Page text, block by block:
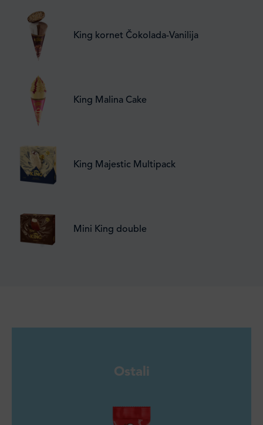
King kornet Čokolada-Vanilija
King Malina Cake
King Majestic Multipack
Mini King double
Ostali